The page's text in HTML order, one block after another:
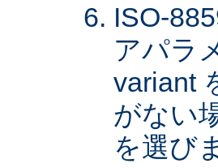
ISO-
アパラ
variant
がない
を選び